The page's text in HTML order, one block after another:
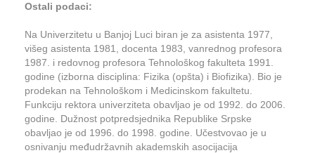
Ostali podaci:
Na Univerzitetu u Banjoj Luci biran je za asistenta 1977,
višeg asistenta 1981, docenta 1983, vanrednog profesora
1987. i redovnog profesora Tehnološkog fakulteta 1991.
godine (izborna disciplina: Fizika (opšta) i Biofizika). Bio je
prodekan na Tehnološkom i Medicinskom fakultetu.
Funkciju rektora univerziteta obavljao je od 1992. do 2006.
godine. Dužnost potpredsjednika Republike Srpske
obavljao je od 1996. do 1998. godine. Učestvovao je u
osnivanju međudržavnih akademskih asocijacija